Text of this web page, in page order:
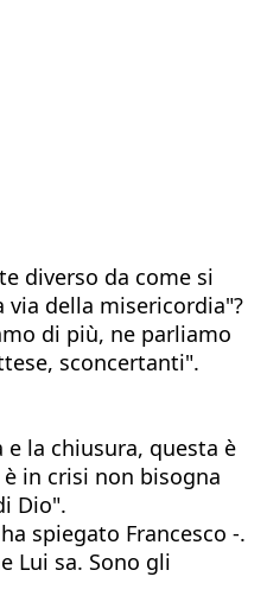
diverso da come si
della misericordia"?
di più, ne parliamo
sconcertanti".
la chiusura, questa è
in crisi non bisogna
Dio".
spiegato Francesco -.
Lui sa. Sono gli